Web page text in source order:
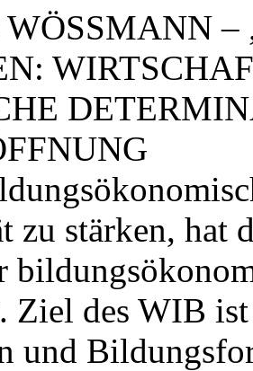
zu stärken, hat
Ziel des WIB
und